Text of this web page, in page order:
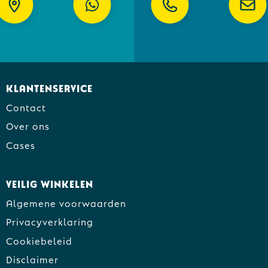
Klantenservice
Contact
Over ons
Cases
Veilig winkelen
Algemene voorwaarden
Privacyverklaring
Cookiebeleid
Disclaimer